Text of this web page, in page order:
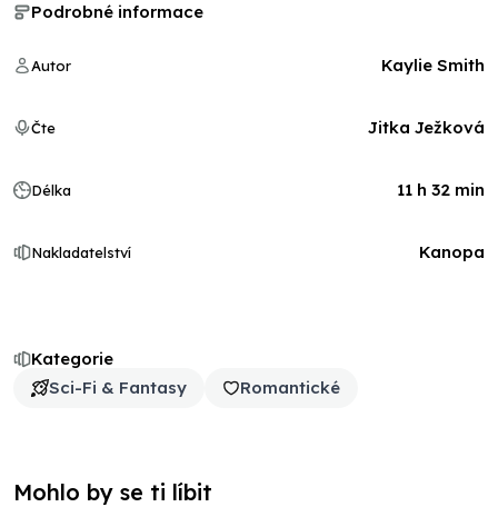
Kategorie
Sci-Fi & Fantasy
Romantické
Podrobné informace
Autor Kaylie Smith
Čte Jitka Ježková
Délka 11 h 32 min
Nakladatelství Kanopa
Mohlo by se ti líbit